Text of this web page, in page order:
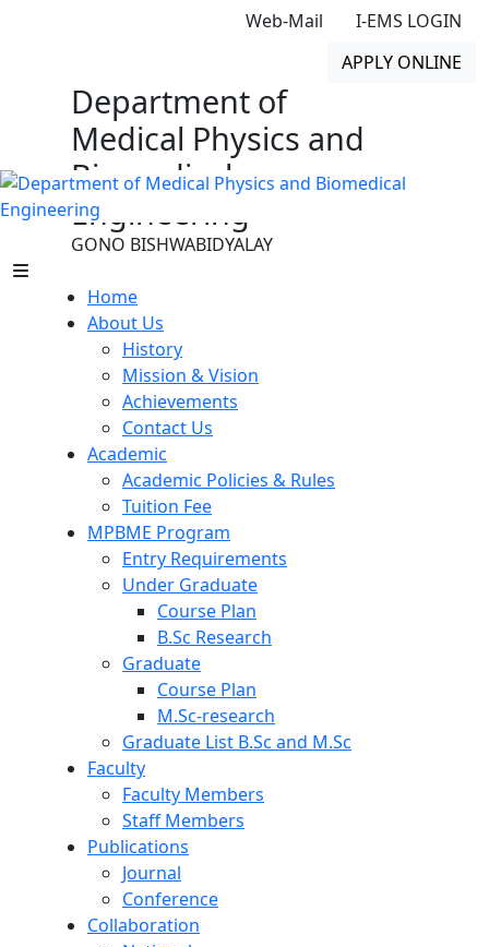
Web-Mail
I-EMS LOGIN
APPLY ONLINE
Department of
Medical Physics and
Biomedical
Engineering
GONO BISHWABIDYALAY
Home
About Us
History
Mission & Vision
Achievements
Contact Us
Academic
Academic Policies & Rules
Tuition Fee
MPBME Program
Entry Requirements
Under Graduate
Course Plan
B.Sc Research
Graduate
Course Plan
M.Sc-research
Graduate List B.Sc and M.Sc
Faculty
Faculty Members
Staff Members
Publications
Journal
Conference
Collaboration